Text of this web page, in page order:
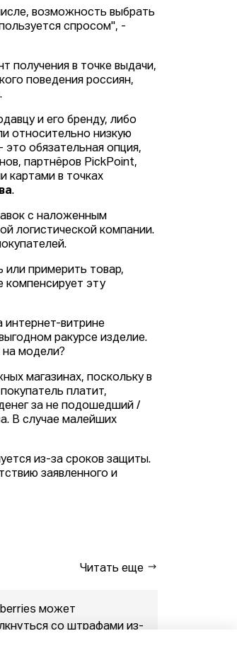
возможность выбрать
спросом", -
получения в точке выдачи,
поведения россиян,
и его бренду, либо
относительно низкую
это обязательная опция,
партнёров PickPoint,
картами в точках
.
с наложенным
логистической компании.
примерить товар,
компенсирует эту
интернет-витрине
ракурсе изделие.
на модели?
магазинах, поскольку в
платит,
за не подошедший /
В случае малейших
из-за сроков защиты.
заявленного и
Читать еще
может
со штрафами из-